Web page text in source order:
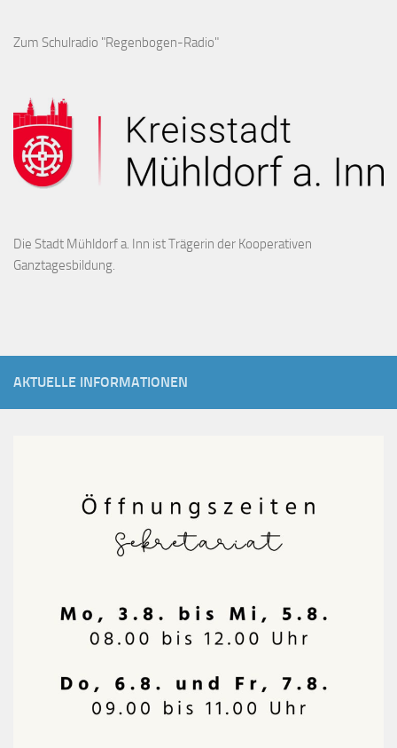
Zum Schulradio "Regenbogen-Radio"
Die Stadt Mühldorf a. Inn ist Trägerin der Kooperativen
Ganztagesbildung.
AKTUELLE INFORMATIONEN